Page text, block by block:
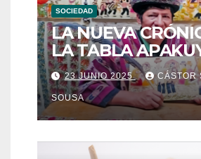
SOCIEDAD
LA NUEVA
LA TABLA
23 JUNIO 2025 CÁSTOR
SOUSA